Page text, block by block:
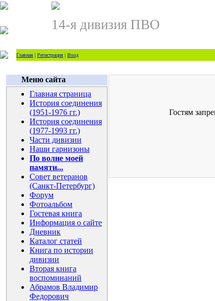
14-я дивизия ПВО
Главная | Регистрация | Вход
Меню сайта
Главная страница
История соединения
(1951-1976 гг.)
История соединения
(1977-1993 гг.)
Части дивизии
Наши гарнизоны
По волне моей
памяти...
Совет ветеранов
(Санкт-Петербург)
Форум
Фотоальбом
Гостевая книга
Информация о сайте
Дневник
Каталог статей
Книга по истории
дивизии
Вторая книга
воспоминаний
Абрамов Владимир
Федорович
Гостям